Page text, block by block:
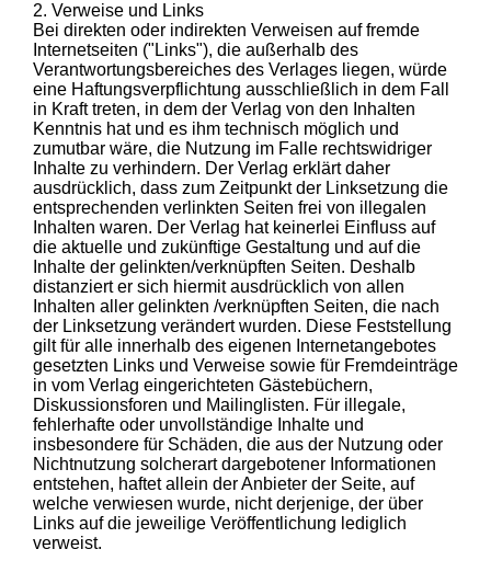
2. Verweise und Links
Bei direkten oder indirekten Verweisen auf fremde
Internetseiten ("Links"), die außerhalb des
Verantwortungsbereiches des Verlages liegen, würde
eine Haftungsverpflichtung ausschließlich in dem Fall
in Kraft treten, in dem der Verlag von den Inhalten
Kenntnis hat und es ihm technisch möglich und
zumutbar wäre, die Nutzung im Falle rechtswidriger
Inhalte zu verhindern. Der Verlag erklärt daher
ausdrücklich, dass zum Zeitpunkt der Linksetzung die
entsprechenden verlinkten Seiten frei von illegalen
Inhalten waren. Der Verlag hat keinerlei Einfluss auf
die aktuelle und zukünftige Gestaltung und auf die
Inhalte der gelinkten/verknüpften Seiten. Deshalb
distanziert er sich hiermit ausdrücklich von allen
Inhalten aller gelinkten /verknüpften Seiten, die nach
der Linksetzung verändert wurden. Diese Feststellung
gilt für alle innerhalb des eigenen Internetangebotes
gesetzten Links und Verweise sowie für Fremdeinträge
in vom Verlag eingerichteten Gästebüchern,
Diskussionsforen und Mailinglisten. Für illegale,
fehlerhafte oder unvollständige Inhalte und
insbesondere für Schäden, die aus der Nutzung oder
Nichtnutzung solcherart dargebotener Informationen
entstehen, haftet allein der Anbieter der Seite, auf
welche verwiesen wurde, nicht derjenige, der über
Links auf die jeweilige Veröffentlichung lediglich
verweist.